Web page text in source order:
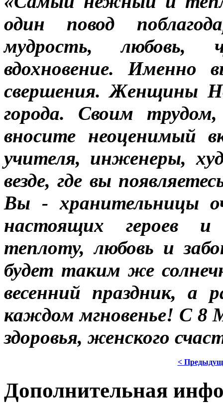
один повод
мудрость, любовь,
вдохновение. Именно
свершения. Женщины
города. Своим
вносите неоценимый
учителя, инженеры,
везде, где вы
Вы - хранительницы
настоящих героев и
теплоту, любовь и
будет таким же
весенний праздник, а
каждом мгновенье! С 8
здоровья, женского
<
Дополнительная